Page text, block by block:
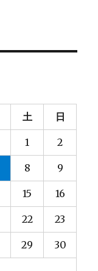
土 日
1 2
8 9
15 16
22 23
29 30